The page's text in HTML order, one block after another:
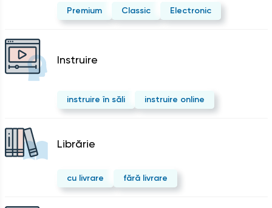
Premium Classic Electronic
Instruire
instruire în săli instruire online
Librărie
cu livrare fără livrare